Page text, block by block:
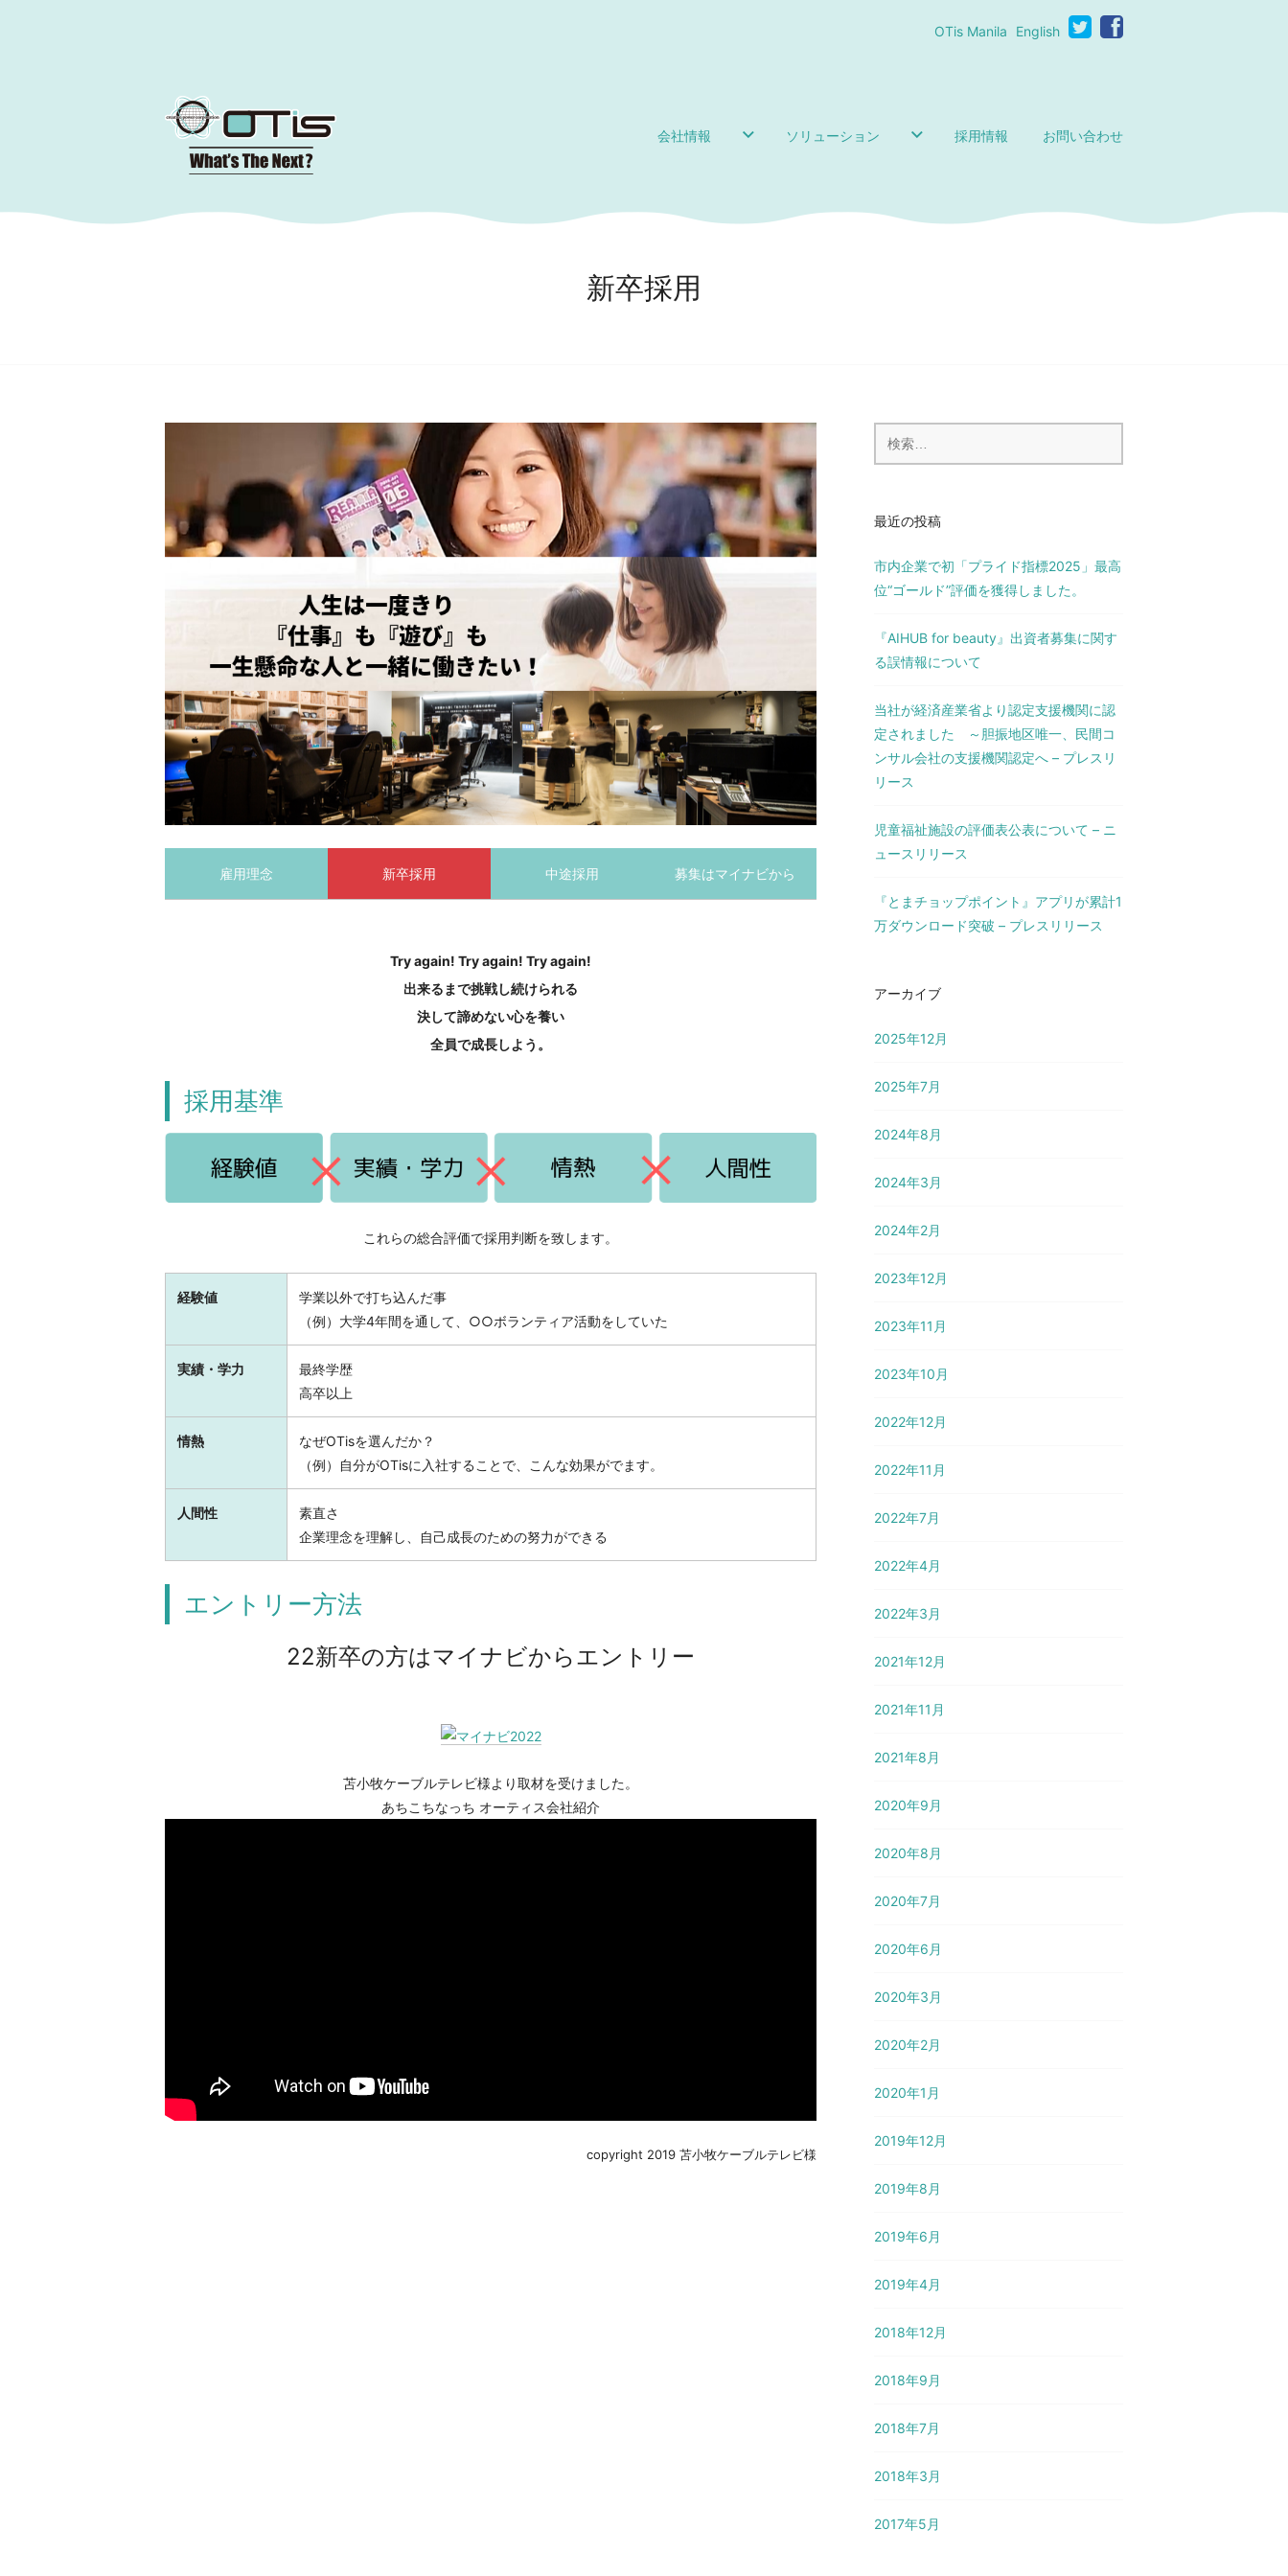
OTis Manila English
会社情報 ソリューション 採用情報 お問い合わせ
新卒採用
雇用理念 新卒採用 中途採用 募集はマイナビから
Try again! Try again! Try again!
出来るまで挑戦し続けられる
決して諦めない心を養い
全員で成長しよう。
採用基準
これらの総合評価で採用判断を致します。
経験値
学業以外で打ち込んだ事
（例）大学4年間を通して、○○ボランティア活動をしていた
実績・学力
最終学歴
高卒以上
情熱
なぜOTisを選んだか？
（例）自分がOTisに入社することで、こんな効果がでます。
人間性
素直さ
企業理念を理解し、自己成長のための努力ができる
エントリー方法
22新卒の方はマイナビからエントリー
苫小牧ケーブルテレビ様より取材を受けました。
あちこちなっち オーティス会社紹介
copyright 2019 苫小牧ケーブルテレビ様
最近の投稿
市内企業で初「プライド指標2025」最高
位“ゴールド”評価を獲得しました。
『AIHUB for beauty』出資者募集に関す
る誤情報について
当社が経済産業省より認定支援機関に認
定されました ～胆振地区唯一、民間コ
ンサル会社の支援機関認定へ – プレスリ
リース
児童福祉施設の評価表公表について – ニ
ュースリリース
『とまチョップポイント』アプリが累計1
万ダウンロード突破 – プレスリリース
アーカイブ
2025年12月
2025年7月
2024年8月
2024年3月
2024年2月
2023年12月
2023年11月
2023年10月
2022年12月
2022年11月
2022年7月
2022年4月
2022年3月
2021年12月
2021年11月
2021年8月
2020年9月
2020年8月
2020年7月
2020年6月
2020年3月
2020年2月
2020年1月
2019年12月
2019年8月
2019年6月
2019年4月
2018年12月
2018年9月
2018年7月
2018年3月
2017年5月